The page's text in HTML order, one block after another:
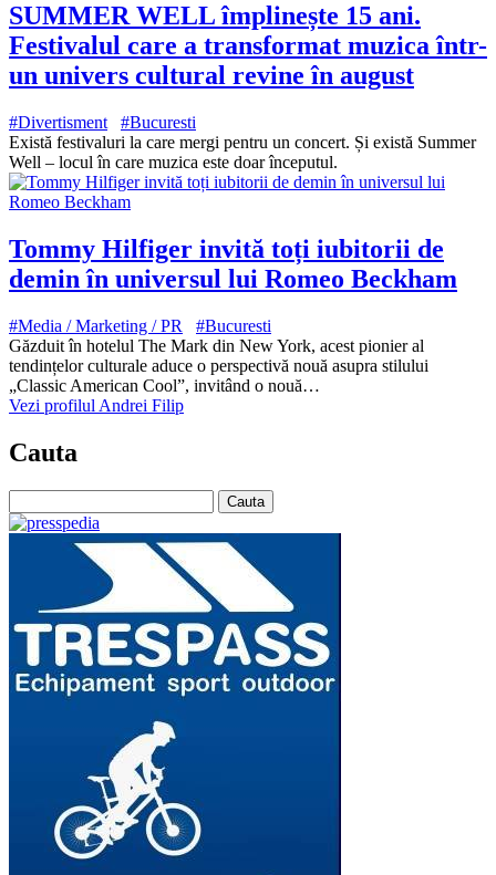
SUMMER WELL împlinește 15 ani.
Festivalul care a transformat muzica într-
un univers cultural revine în august
#Divertisment
#Bucuresti
Există festivaluri la care mergi pentru un concert. Și există Summer
Well – locul în care muzica este doar începutul.
Tommy Hilfiger invită toți iubitorii de
demin în universul lui Romeo Beckham
#Media / Marketing / PR
#Bucuresti
Găzduit în hotelul The Mark din New York, acest pionier al
tendințelor culturale aduce o perspectivă nouă asupra stilului
„Classic American Cool”, invitând o nouă…
Vezi profilul Andrei Filip
Cauta